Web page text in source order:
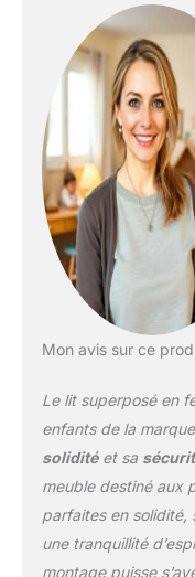
Mon avis sur ce
Le lit superposé en
enfants de la
soliditéet sa
meuble destiné aux
parfaites en solidité,
une tranquillité
montage puisse